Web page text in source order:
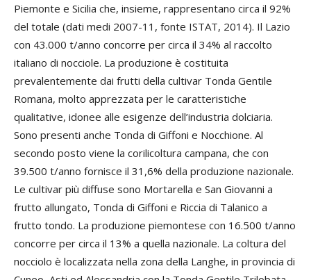
Piemonte e Sicilia che, insieme, rappresentano circa il 92%
del totale (dati medi 2007-11, fonte ISTAT, 2014). Il Lazio
con 43.000 t/anno concorre per circa il 34% al raccolto
italiano di nocciole. La produzione è costituita
prevalentemente dai frutti della cultivar Tonda Gentile
Romana, molto apprezzata per le caratteristiche
qualitative, idonee alle esigenze dell’industria dolciaria.
Sono presenti anche Tonda di Giffoni e Nocchione. Al
secondo posto viene la corilicoltura campana, che con
39.500 t/anno fornisce il 31,6% della produzione nazionale.
Le cultivar più diffuse sono Mortarella e San Giovanni a
frutto allungato, Tonda di Giffoni e Riccia di Talanico a
frutto tondo. La produzione piemontese con 16.500 t/anno
concorre per circa il 13% a quella nazionale. La coltura del
nocciolo è localizzata nella zona della Langhe, in provincia di